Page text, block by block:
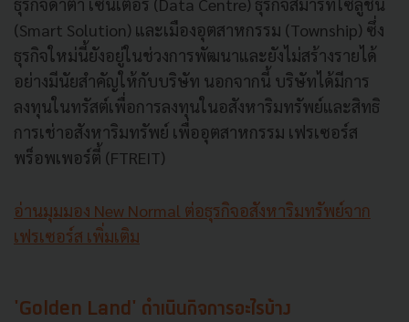
ธุรกิจดาต้า เซนเตอร์ (Data Centre) ธุรกิจสมาร์ทโซลูชัน
(Smart Solution) และเมืองอุตสาหกรรม (Township) ซึ่ง
ธุรกิจใหม่นี้ยังอยู่ในช่วงการพัฒนาและยังไม่สร้างรายได้
อย่างมีนัยสําคัญให้กับบริษัท นอกจากนี้ บริษัทได้มีการ
ลงทุนในทรัสต์เพื่อการลงทุนในอสังหาริมทรัพย์และสิทธิ
การเช่าอสังหาริมทรัพย์ เพื่ออุตสาหกรรม เฟรเซอร์ส
พร็อพเพอร์ตี้ (FTREIT)
อ่านมุมมอง New Normal ต่อธุรกิจอสังหาริมทรัพย์จาก
เฟรเซอร์ส เพิ่มเติม
'Golden Land' ดำเนินกิจการอะไรบ้าง